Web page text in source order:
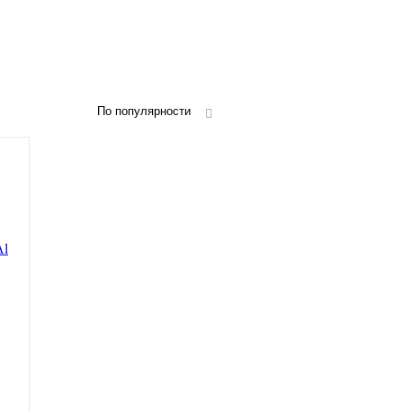
По популярности